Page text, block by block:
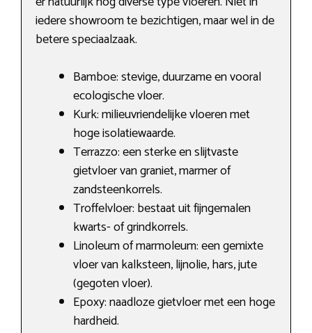
iedere showroom te bezichtigen, maar wel in de
betere speciaalzaak.
Bamboe: stevige, duurzame en vooral
ecologische vloer.
Kurk: milieuvriendelijke vloeren met
hoge isolatiewaarde.
Terrazzo: een sterke en slijtvaste
gietvloer van graniet, marmer of
zandsteenkorrels.
Troffelvloer: bestaat uit fijngemalen
kwarts- of grindkorrels.
Linoleum of marmoleum: een gemixte
vloer van kalksteen, lijnolie, hars, jute
(gegoten vloer).
Epoxy: naadloze gietvloer met een hoge
hardheid.